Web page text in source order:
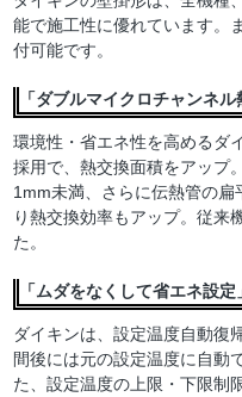
能で施工性に優れています。
付可能です。
「ダブルマイクロチャンネル
環境性・省エネ性を高めるダ
採用で、熱交換面積をアップ
1mm未満、さらに伝熱管の
り熱交換効率もアップ。従来
た。
「ムダをなくして省エネ設定
ダイキンは、設定温度自動復
間後には元の設定温度に自動
た、設定温度の上限・下限制